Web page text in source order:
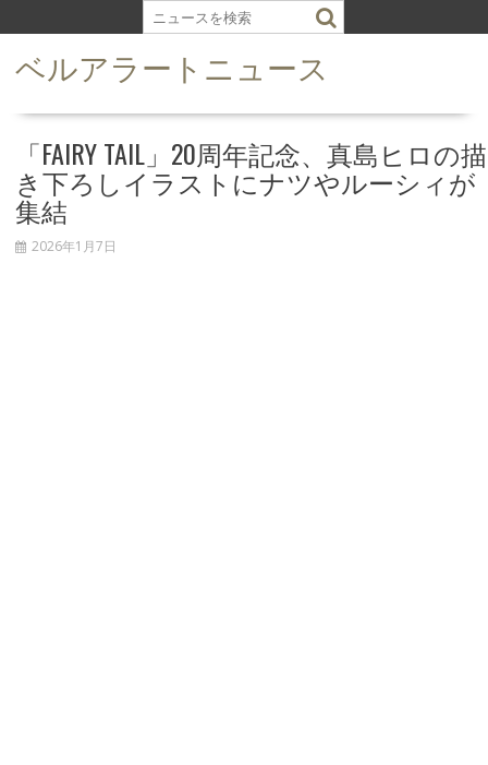
k
ベルアラートニュース
「FAIRY TAIL」20周年記念、真島ヒロの描
き下ろしイラストにナツやルーシィが
集結
2026年1月7日